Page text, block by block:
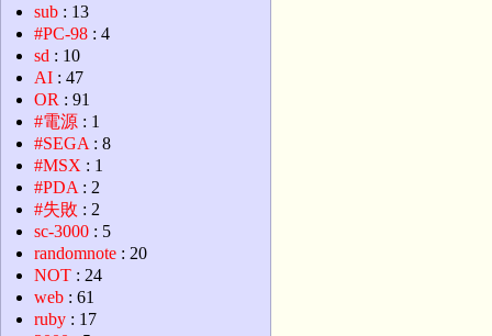
sub : 13
#PC-98 : 4
sd : 10
AI : 47
OR : 91
#電源 : 1
#SEGA : 8
#MSX : 1
#PDA : 2
#失敗 : 2
sc-3000 : 5
randomnote : 20
NOT : 24
web : 61
ruby : 17